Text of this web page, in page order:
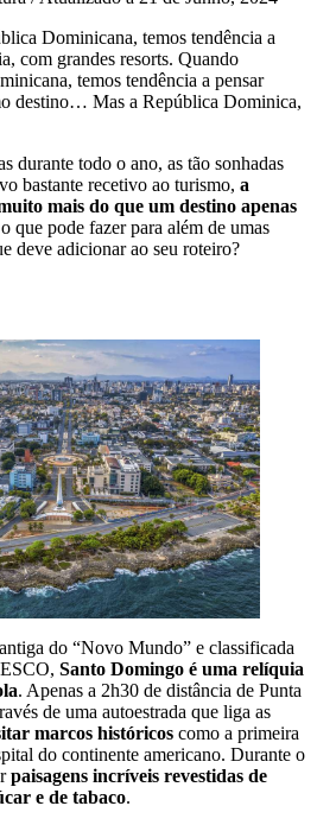
Dominicana, temos tendência a
com grandes resorts. Quando
temos tendência a pensar
destino… Mas a República Dominica,
durante todo o ano, as tão sonhadas
bastante recetivo ao turismo, a
mais do que um destino apenas
que pode fazer para além de umas
deve adicionar ao seu roteiro?
do “Novo Mundo” e classificada
Santo Domingo é uma relíquia
. Apenas a 2h30 de distância de Punta
de uma autoestrada que liga as
marcos históricos como a primeira
do continente americano. Durante o
paisagens incríveis revestidas de
e de tabaco.